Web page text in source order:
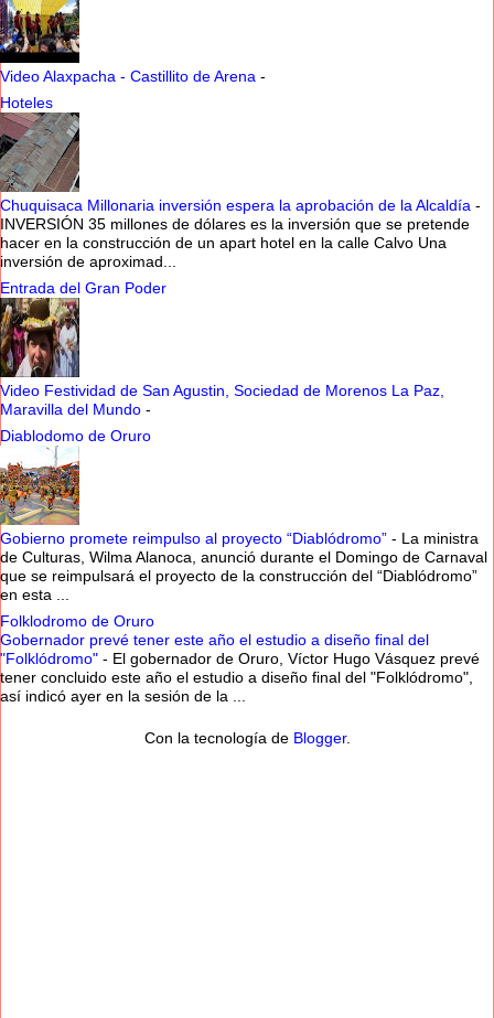
Video Alaxpacha - Castillito de Arena -
Hoteles
Chuquisaca Millonaria inversión espera la aprobación de la Alcaldía -
INVERSIÓN 35 millones de dólares es la inversión que se pretende
hacer en la construcción de un apart hotel en la calle Calvo Una
inversión de aproximad...
Entrada del Gran Poder
Video Festividad de San Agustin, Sociedad de Morenos La Paz,
Maravilla del Mundo -
Diablodomo de Oruro
Gobierno promete reimpulso al proyecto “Diablódromo” - La ministra
de Culturas, Wilma Alanoca, anunció durante el Domingo de Carnaval
que se reimpulsará el proyecto de la construcción del “Diablódromo”
en esta ...
Folklodromo de Oruro
Gobernador prevé tener este año el estudio a diseño final del
"Folklódromo" - El gobernador de Oruro, Víctor Hugo Vásquez prevé
tener concluido este año el estudio a diseño final del "Folklódromo",
así indicó ayer en la sesión de la ...
Con la tecnología de Blogger.